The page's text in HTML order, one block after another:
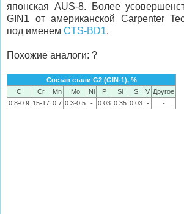
японская AUS-8. Более
GIN1 от американской Carpenter
под именем CTS-BD1.
Похожие аналоги: ?
Состав стали G2 (GIN-1), %
C
Cr Mn Mo Ni P Si S V Другое
0.8-0.9 15-17 0.7 0.3-0.5 - 0.03 0.35 0.03 - -